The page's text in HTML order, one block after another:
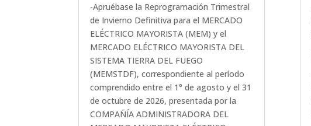
-Apruébase la Reprogramación Trimestral
de Invierno Definitiva para el MERCADO
ELÉCTRICO MAYORISTA (MEM) y el
MERCADO ELÉCTRICO MAYORISTA DEL
SISTEMA TIERRA DEL FUEGO
(MEMSTDF), correspondiente al período
comprendido entre el 1° de agosto y el 31
de octubre de 2026, presentada por la
COMPAÑÍA ADMINISTRADORA DEL